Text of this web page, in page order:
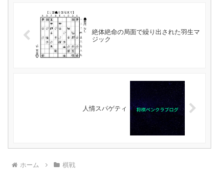
絶体絶命の局面で繰り出された羽生マ
ジック
人情スパゲティ
ホーム 棋戦